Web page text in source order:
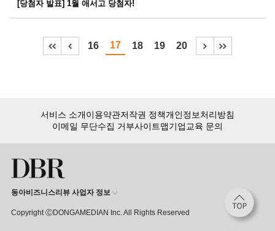
[당첨자 발표] 1월 애서고 당첨자!
16 17 18 19 20
서비스 소개이용약관저작권 정책개인정보처리방침
이메일 무단수집 거부사이트맵기업교육 문의
동아비즈니스리뷰 사업자 정보
Copyright ⒸDONGAMEDIAN Inc. All Rights Reserved